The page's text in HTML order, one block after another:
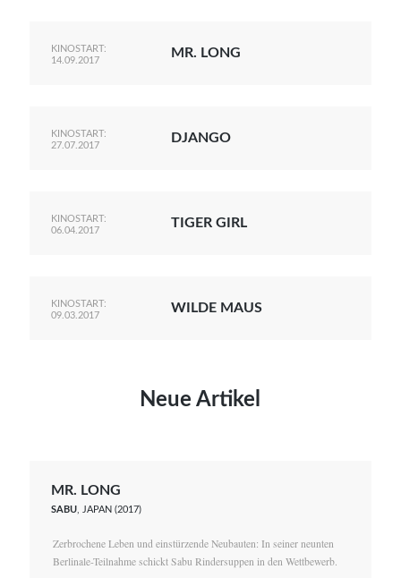
KINOSTART:
14.09.2017
MR. LONG
KINOSTART:
27.07.2017
DJANGO
KINOSTART:
06.04.2017
TIGER GIRL
KINOSTART:
09.03.2017
WILDE MAUS
Neue Artikel
MR. LONG
SABU , JAPAN (2017)
Zerbrochene Leben und einstürzende Neubauten: In seiner neunten
Berlinale-Teilnahme schickt Sabu Rindersuppen in den Wettbewerb.